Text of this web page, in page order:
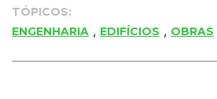
TÓPICOS:
ENGENHARIA , EDIFÍCIOS , OBRAS